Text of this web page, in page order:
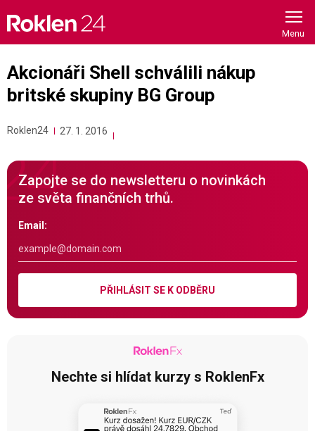
content
Akcionáři Shell schválili nákup
britské skupiny BG Group
Roklen24 27. 1. 2016
Zapojte se do newsletteru o novinkách
ze světa finančních trhů.
Email:
PŘIHLÁSIT SE K ODBĚRU
Nechte si hlídat kurzy s RoklenFx